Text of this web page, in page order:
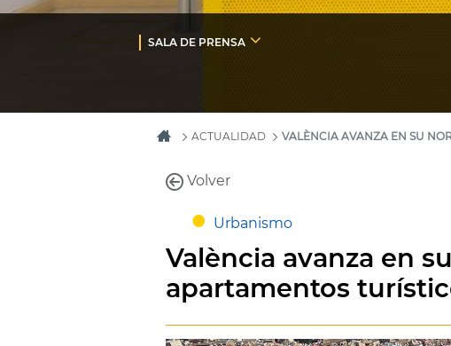
SALA DE PRENSA
ACTUALIDAD VALÈNCIA AVANZA EN SU
Volver
Urbanismo
València avanza en
apartamentos